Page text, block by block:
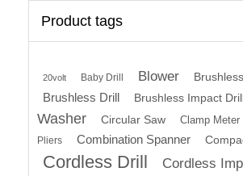
Product tags
20volt Baby Drill Blower
Brushless Drill Brushless Impact
Washer
Circular Saw Clamp Meter
Pliers
Combination Spanner
Cordless Drill Cordless